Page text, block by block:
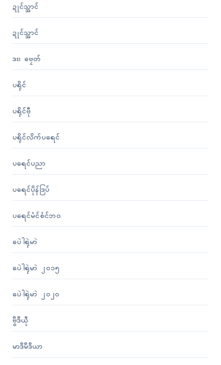
ဍုၚ်သ္အာၚ်
ဍုၚ်သ္အာၚ်
ဒး၊ ဗၠေတ်
ပရိုၚ်
ပရိုၚ်ဗီု
ပရိုၚ်လိက်ပရေၚ်
ပရေၚ်ပညာ
ပရေၚ်ပိုန်ဒြပ်
ပရေၚ်မံၚ်စံၚ်ဘဝ
ပေဲါရုဲမာဲ
ပေဲါရုဲမာဲ ၂၀၁၅
ပေဲါရုဲမာဲ ၂၀၂၀
ဗွဳဒဳယဵု
မာဒဳမဳဒဳယာ